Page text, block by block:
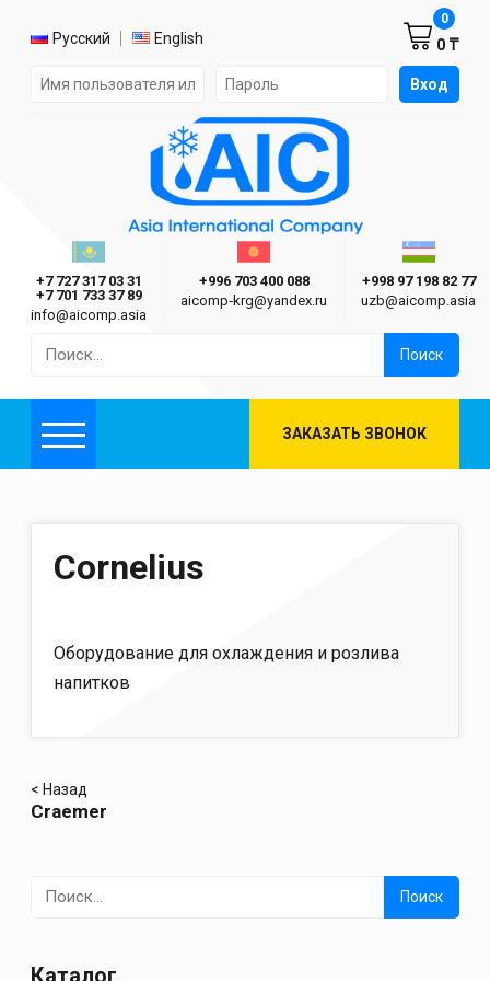
Выбор языка
Русский English
Форма авторизации на сайте Вход
0 ₸
0
Asia International Company
Казахстан г. Алматы
+7 727 317 03 31
+7 701 733 37 89
info@aicomp.asia
Киргизия г. Бишкек
+996 703 400 088
aicomp‑krg@yandex.ru
+998 97 198 82 77
uzb@aicomp.asia
Меню ЗАКАЗАТЬ ЗВОНОК
Cornelius
Оборудование для охлаждения и розлива
напитков
Навигация
по
< Назад
Сraemer
Каталог